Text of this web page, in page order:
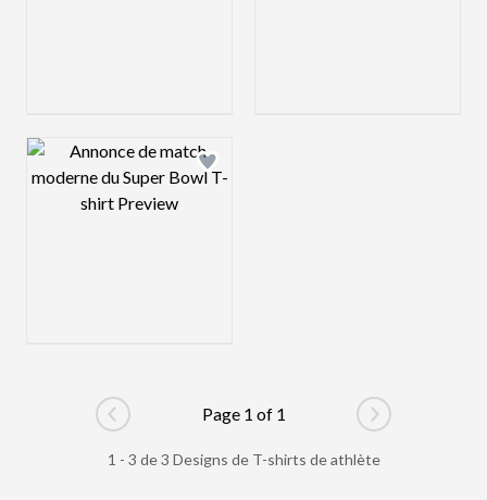
Design preview image
Go to previous page
Page 1 of 1
Go to next
1 - 3 de 3 Designs de T-shirts de athlète